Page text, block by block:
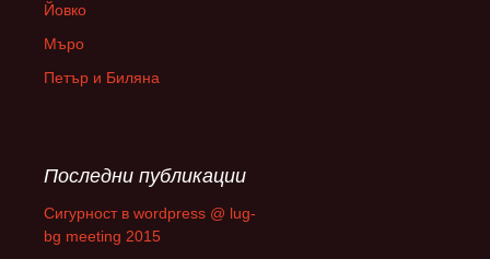
Йовко
Мъро
Петър и Биляна
Последни публикации
Сигурност в wordpress @ lug-
bg meeting 2015